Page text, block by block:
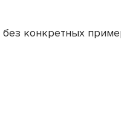
без конкретных